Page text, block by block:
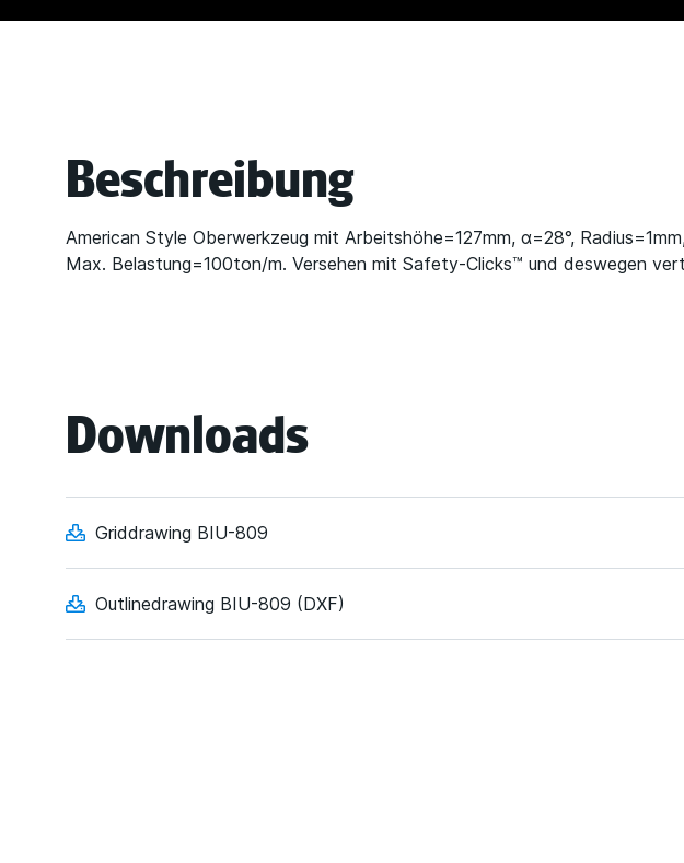
Beschreibung
American Style Oberwerkzeug mit Arbeitshöhe=127mm, α=28°,
Max. Belastung=100ton/m. Versehen mit Safety-Clicks™ und deswegen
Downloads
Griddrawing BIU-809
Outlinedrawing BIU-809 (DXF)